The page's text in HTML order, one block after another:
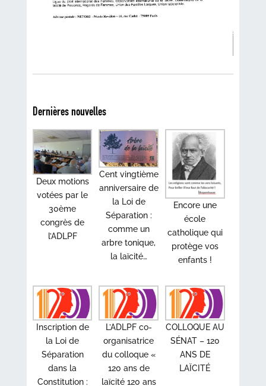
Dernières nouvelles
Deux motions
votées par le
30ème
congrès de
l’ADLPF
Cent vingtième
anniversaire de
la Loi de
Séparation :
comme un
arbre tonique,
la laïcité…
Encore une
école
catholique qui
protège vos
enfants !
Inscription de
la Loi de
Séparation
dans la
Constitution :
L’ADLPF co-
organisatrice
du colloque «
120 ans de
laïcité 120 ans
COLLOQUE AU
SÉNAT – 120
ANS DE
LAÏCITÉ